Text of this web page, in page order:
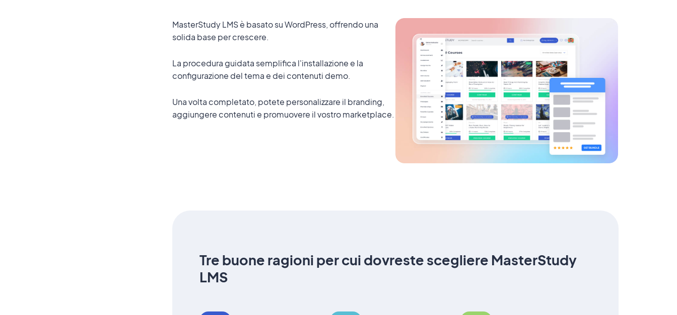
MasterStudy LMS è basato su WordPress, offrendo una
solida base per crescere.
La procedura guidata semplifica l'installazione e la
configurazione del tema e dei contenuti demo.
Una volta completato, potete personalizzare il branding,
aggiungere contenuti e promuovere il vostro marketplace.
Tre buone ragioni per cui dovreste scegliere MasterStudy
LMS